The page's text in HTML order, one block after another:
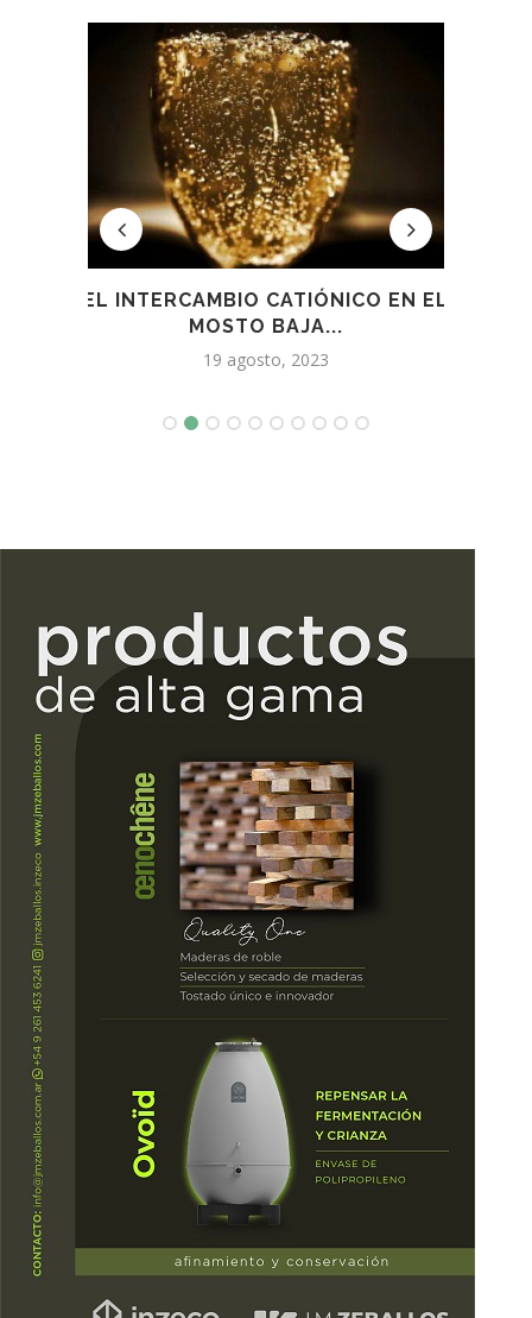
EL INTERCAMBIO CATIÓNICO EN EL
MOSTO BAJA...
19 agosto, 2023